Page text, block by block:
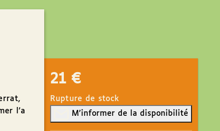
l’a
21 €
Rupture de stock
M'informer de la disponibilité